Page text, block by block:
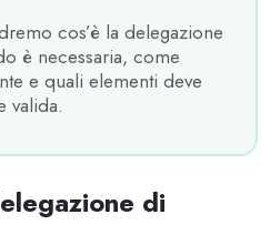
cos’è la delegazione
è necessaria, come
e quali elementi deve
valida.
di